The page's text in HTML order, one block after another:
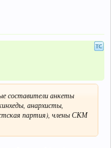
составители анкеты
анархисты,
партия), члены СКМ